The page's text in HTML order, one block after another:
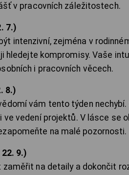
v pracovních záležitostech.
7.)
intenzivní, zejména v
hledejte kompromisy. Vaše
i pracovních věcech.
8.)
vám tento týden
ve vedení projektů. V lásce se
na malé pozornosti.
9.)
na detaily a dokončit